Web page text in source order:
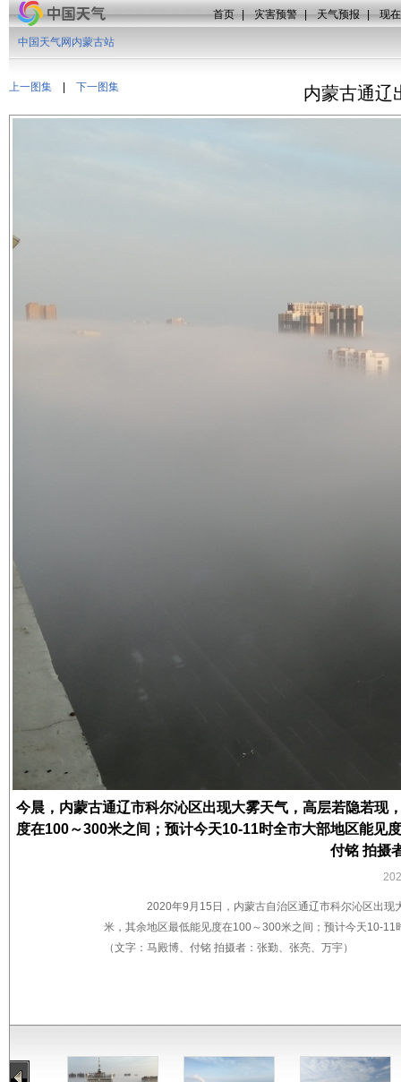
首页 | 灾害预警 | 天气预报 | 现
上一图集 下一图集
中国天气网内蒙古站
内蒙古通辽
今晨，内蒙古通辽市科尔沁区出现大雾天气，高层若隐若现
度在100～300米之间；预计今天10-11时全市大部地区能见
付铭 拍摄
2020年9月15日，内蒙古自治区通辽市科尔沁区出现
米，其余地区最低能见度在100～300米之间；预计今天10-
（文字：马殿博、付铭 拍摄者：张勤、张亮、万宇）